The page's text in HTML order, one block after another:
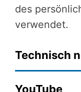
des
verwendet.
Technisch
YouTube